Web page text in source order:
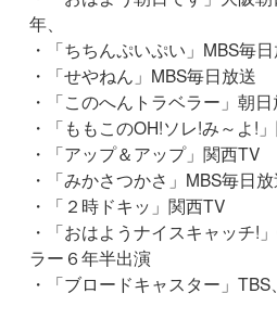
年、
・「ちちんぷいぷい」MBS毎
・「せやねん」MBS毎日放送
・「このへんトラベラー」朝
・「ももこのOH!ソレ!み～よ!
・「アップ＆アップ」関西TV
・「みかさつかさ」MBS毎日
・「２時ドキッ」関西TV
・「おはようナイスキャッチ!
ラー６年半出演
・「ブロードキャスター」